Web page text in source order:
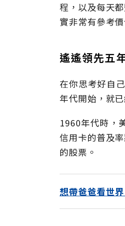
程，以及每天
實非常有參考價
遙遙領先五
在你思考好自
年代開始，就
1960年代時，
信用卡的普及
的股票。
想帶爸爸看世